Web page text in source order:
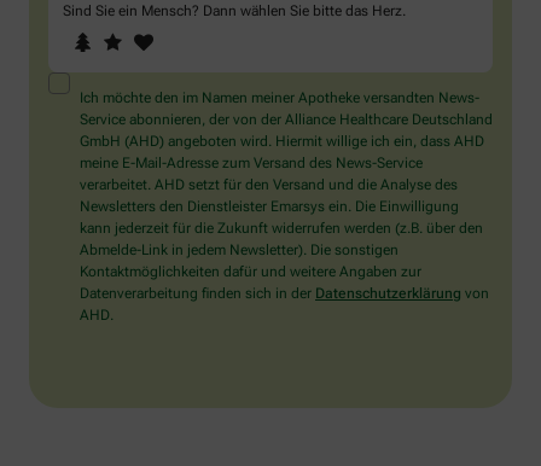
Sind Sie ein Mensch? Dann wählen Sie bitte das Herz
Sind
Sie
ein
Mensch?
Dann
wählen
Sie
bitte
das
Herz.
1 2
Ich möchte den im Namen meiner Apotheke versandten News-
Service abonnieren, der von der Alliance Healthcare Deutschland
GmbH (AHD) angeboten wird. Hiermit willige ich ein, dass AHD
meine E-Mail-Adresse zum Versand des News-Service
verarbeitet. AHD setzt für den Versand und die Analyse des
Newsletters den Dienstleister Emarsys ein. Die Einwilligung
kann jederzeit für die Zukunft widerrufen werden (z.B. über den
Abmelde-Link in jedem Newsletter). Die sonstigen
Kontaktmöglichkeiten dafür und weitere Angaben zur
Datenverarbeitung finden sich in der Datenschutzerklärung von
AHD.